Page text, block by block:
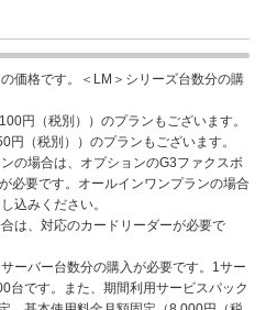
価格です。＜LM＞シリーズ台数分の購
円（税別））のプランもございます。
円（税別））のプランもございます。
の場合は、オプションのG3ファクスボ
必要です。オールインワンプランの場合
込みください。
は、対応のカードリーダーが必要で
ーバー台数分の購入が必要です。1サー
台です。また、期間利用サービスパック